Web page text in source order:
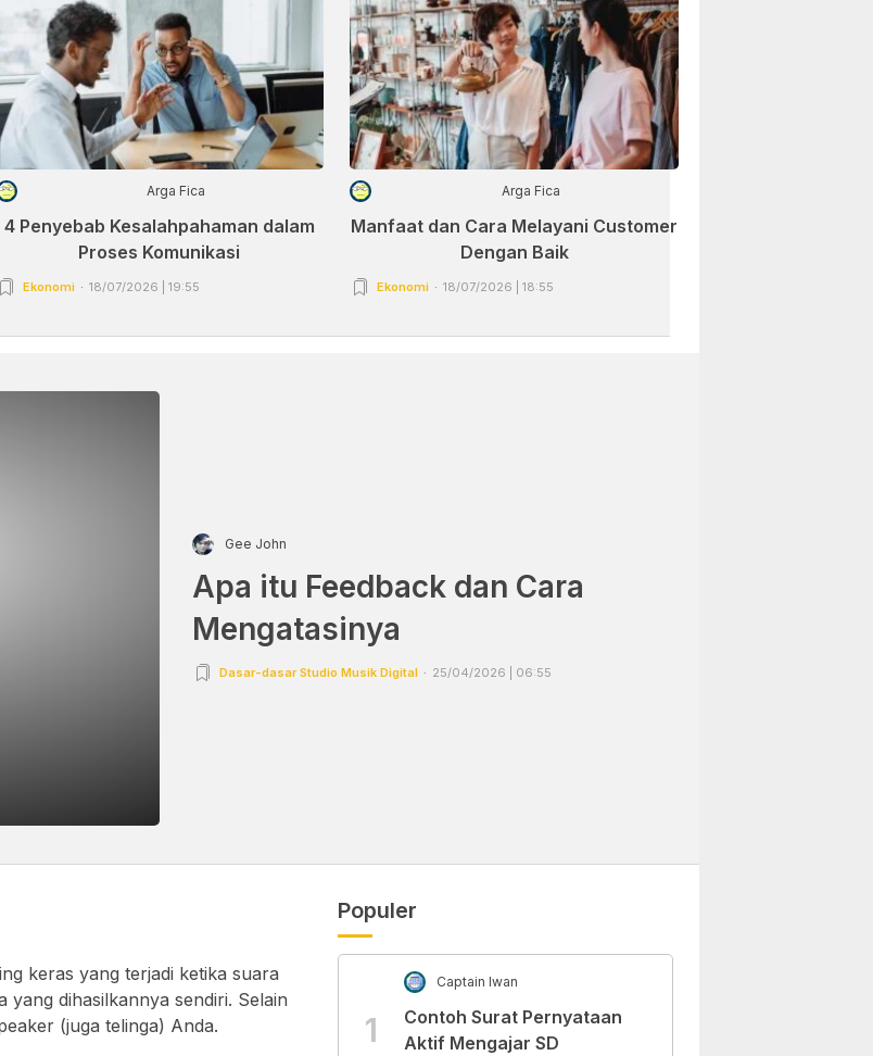
Arga Fica
4 Penyebab Kesalahpahaman dalam
Proses Komunikasi
Ekonomi 18/07/2026 | 19:55
Arga Fica
Manfaat dan Cara Melayani Customer
Dengan Baik
Ekonomi 18/07/2026 | 18:55
Gee John
Apa itu Feedback dan Cara
Mengatasinya
Dasar-dasar Studio Musik Digital 25/04/2026 | 06:55
keras yang terjadi ketika suara
dihasilkannya sendiri. Selain
(juga telinga) Anda.
Populer
1
Captain Iwan
Contoh Surat Pernyataan
Aktif Mengajar SD